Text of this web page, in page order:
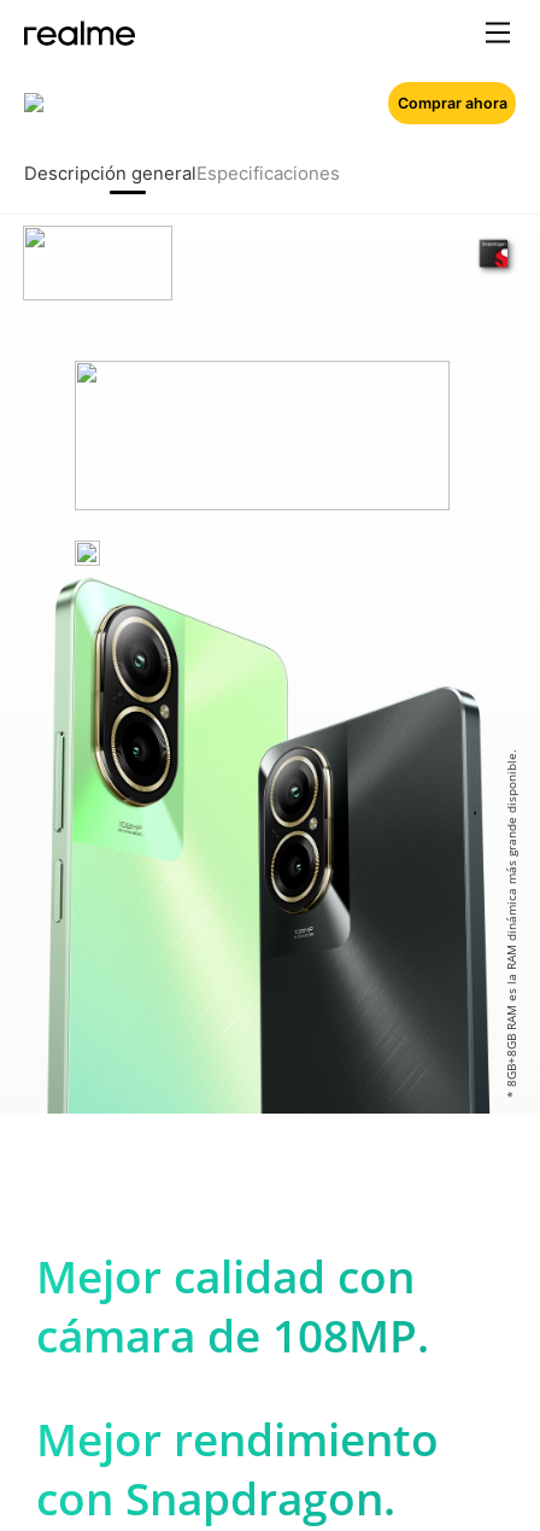
Descripción generalEspecificaciones
Comprar ahora
* 8GB+8GB RAM es la RAM dinámica más grande disponible.
Mejor calidad con
cámara de 108MP.
Mejor rendimiento
con Snapdragon.